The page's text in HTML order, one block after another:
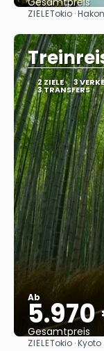
ZIELETokio ·
2 ZIELE 3
3 TRANSFERS
Ab
Gesamtpreis
ZIELETokio · Kyoto